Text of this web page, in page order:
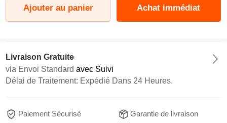
Ajouter au panier Achat immédiat
Livraison Gratuite
via Envoi Standard avec Suivi
Délai de Traitement: Expédié Dans 24 Heures.
Paiement Sécurisé
Garantie de livraison